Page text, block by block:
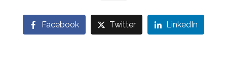
Facebook Twitter LinkedIn